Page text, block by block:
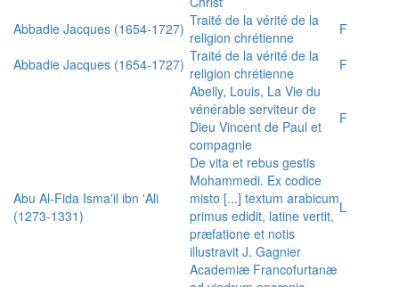
Abbadie Jacques (1654-1727) Traité de la vérité de la
religion chrétienne
F
Abbadie Jacques (1654-1727) Traité de la vérité de la
religion chrétienne
F
Abelly, Louis, La Vie du
vénérable serviteur de
Dieu Vincent de Paul et
compagnie
F
Abu Al-Fida Isma'il ibn 'Ali
(1273-1331)
De vita et rebus gestis
Mohammedi. Ex codice
misto [...] textum arabicum
primus edidit, latine vertit,
præfatione et notis
illustravit J. Gagnier
L
Academiæ Francofurtanæ